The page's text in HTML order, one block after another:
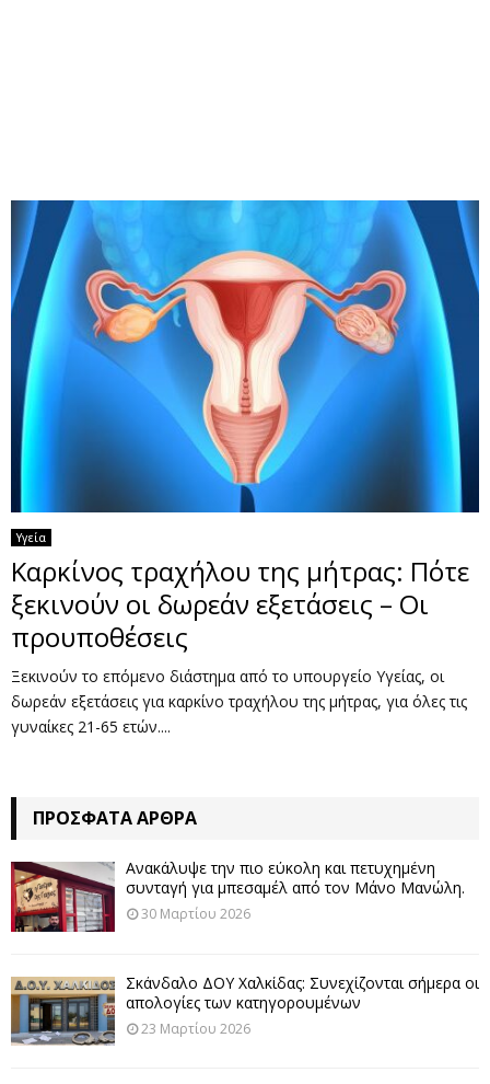
U
Υγεία
Καρκίνος τραχήλου της μήτρας: Πότε
ξεκινούν οι δωρεάν εξετάσεις – Οι
προυποθέσεις
Ξεκινούν το επόμενο διάστημα από το υπουργείο Υγείας, οι
δωρεάν εξετάσεις για καρκίνο τραχήλου της μήτρας, για όλες τις
γυναίκες 21-65 ετών....
ΠΡΌΣΦΑΤΑ ΆΡΘΡΑ
Ανακάλυψε την πιο εύκολη και πετυχημένη
συνταγή για μπεσαμέλ από τον Μάνο Μανώλη.
30 Μαρτίου 2026
Σκάνδαλο ΔΟΥ Χαλκίδας: Συνεχίζονται σήμερα οι
απολογίες των κατηγορουμένων
23 Μαρτίου 2026